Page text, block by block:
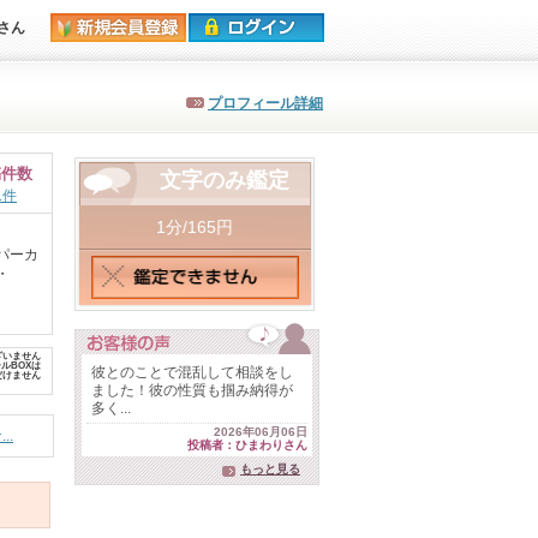
ん
プロフィール詳細
数
ーカ
いません
ルBOXは
けません
文字のみ鑑定
1分/165円
彼とのことで混乱して相談をし
ました！彼の性質も掴み納得が
多く...
2026年06月06日
投稿者：ひまわりさん
もっと見る